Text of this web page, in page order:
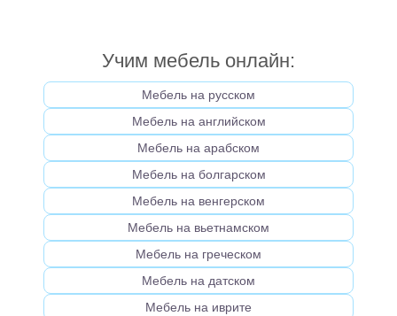
Учим мебель онлайн:
Мебель на русском
Мебель на английском
Мебель на арабском
Мебель на болгарском
Мебель на венгерском
Мебель на вьетнамском
Мебель на греческом
Мебель на датском
Мебель на иврите